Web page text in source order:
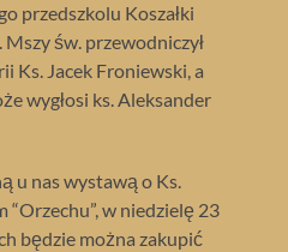
przedszkolu Koszałki
św. przewodniczył
Ks. Jacek Froniewski, a
wygłosi ks. Aleksander
u nas wystawą o Ks.
“Orzechu”, w niedzielę 23
będzie można zakupić